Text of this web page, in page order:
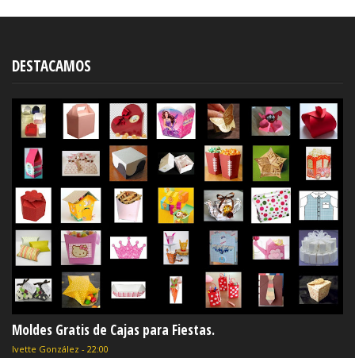
DESTACAMOS
Moldes Gratis de Cajas para Fiestas.
Ivette González - 22:00